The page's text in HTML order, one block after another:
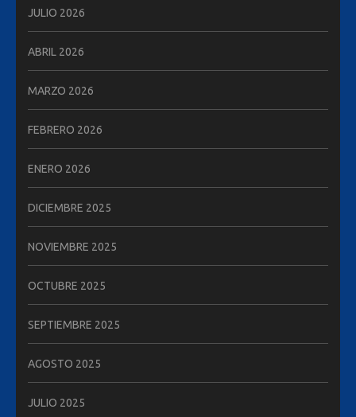
JULIO 2026
ABRIL 2026
MARZO 2026
FEBRERO 2026
ENERO 2026
DICIEMBRE 2025
NOVIEMBRE 2025
OCTUBRE 2025
SEPTIEMBRE 2025
AGOSTO 2025
JULIO 2025